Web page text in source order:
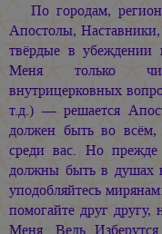
По городам,
Апостолы,
твёрдые в
Меня только
внутрицерковных
т.д.) — решается
должен быть во всём,
среди вас. Но
должны быть в душах
уподобляйтесь
помогайте друг другу,
Меня. Ведь